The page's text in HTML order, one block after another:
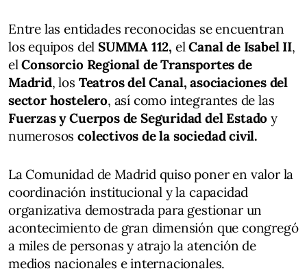
Entre las entidades reconocidas se encuentran
los equipos del SUMMA 112, elCanal de Isabel II,
elConsorcio Regional de Transportes de
Madrid, los Teatros del Canal, asociaciones del
sector hostelero, así como integrantes de las
Fuerzas y Cuerpos de Seguridad del Estadoy
numerososcolectivos de la sociedad civil.
La Comunidad de Madrid quiso poner en valor la
coordinación institucional y la capacidad
organizativa demostrada para gestionar un
acontecimiento de gran dimensión que congregó
a miles de personas y atrajo la atención de
medios nacionales e internacionales.